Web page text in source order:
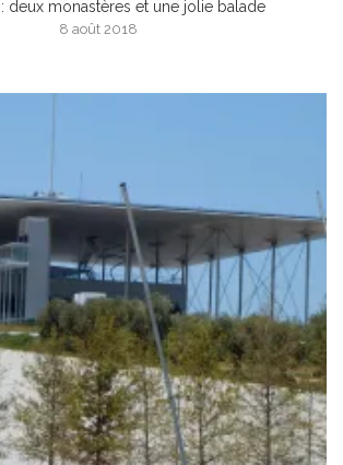
: deux monastères et une jolie balade
8 août 2018